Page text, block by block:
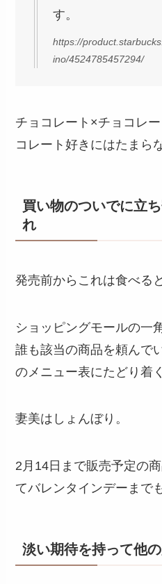
す。
https://
ino/4524785457294/
チョコレート×チョコレ
コレート好きにはたまら
買い物のついでに立
れ
発売前からこれは食べる
ショッピングモールの一
誰も該当の商品を頼んで
のメニュー表にたどり着
妻美はしょんぼり。
2月14日まで販売予定の
てバレンタインデーまで
淡い期待を持って他